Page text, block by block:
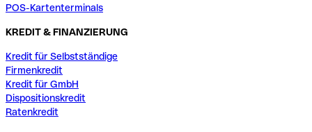
POS-Kartenterminals
KREDIT & FINANZIERUNG
Kredit für Selbstständige
Firmenkredit
Kredit für GmbH
Dispositionskredit
Ratenkredit